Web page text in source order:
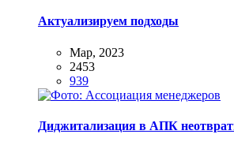
Актуализируем подходы
Мар, 2023
2453
939
Диджитализация в АПК